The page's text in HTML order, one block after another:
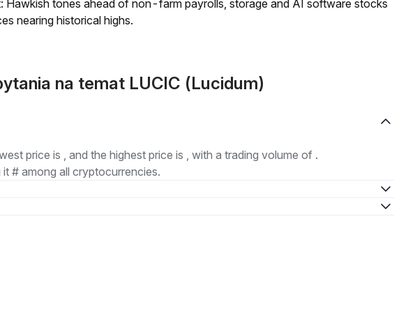
Hawkish tones ahead of non-farm payrolls, storage and AI software stocks
nearing historical highs.
na temat LUCIC (Lucidum)
price is , and the highest price is , with a trading volume of .
# among all cryptocurrencies.